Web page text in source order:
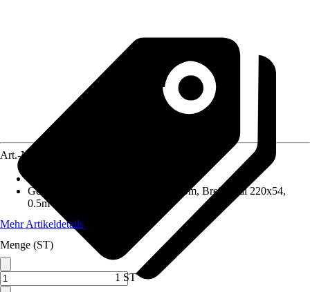
Art.-Nr.
Geeignet für
Breitkanal 220x54, 1.0m, Breitkanal 220x54,
0.5m
Mehr Artikeldetails
Menge (ST)
1 ST